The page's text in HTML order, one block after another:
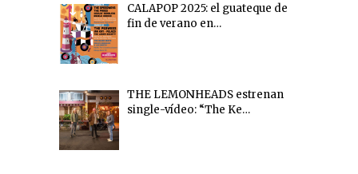
CALAPOP 2025: el guateque de
fin de verano en…
THE LEMONHEADS estrenan
single-vídeo: “The Ke…